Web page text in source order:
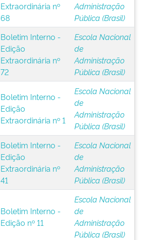
Extraordinária nº
68
Administração
Pública (Brasil)
Boletim Interno -
Edição
Extraordinária nº
72
Escola Nacional
de
Administração
Pública (Brasil)
Boletim Interno -
Edição
Extraordinária nº 1
Escola Nacional
de
Administração
Pública (Brasil)
Boletim Interno -
Edição
Extraordinária nº
41
Escola Nacional
de
Administração
Pública (Brasil)
Boletim Interno -
Edição nº 11
Escola Nacional
de
Administração
Pública (Brasil)